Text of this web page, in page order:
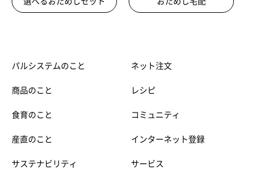
パルシステムのこと
商品のこと
食育のこと
産直のこと
サステナビリティ
ネット注文
レシピ
コミュニティ
インターネット登録
サービス